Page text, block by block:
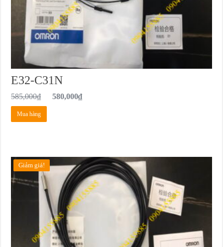
E32-C31N
585,000₫ 580,000₫
Mua hàng
Giảm giá!